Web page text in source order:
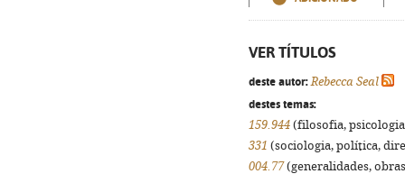
VER TÍTULOS
deste autor: Rebecca Seal
destes temas:
159.944 (filosofia,
331 (sociologia, política,
004.77(generalidades,